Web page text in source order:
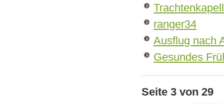
ranger34
Ausflug nach
Gesundes
Seite 3 von 29